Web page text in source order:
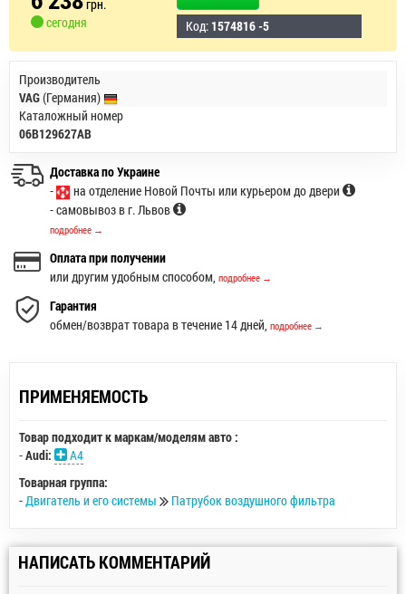
грн.
сегодня
Код: 1574816 -5
Производитель
VAG(Германия)
Каталожный номер
06B129627AB
Доставка по Украине
-
на отделение Новой Почты или курьером до двери
- самовывоз в г. Львов
подробнее →
Оплата при получении
или другим удобным способом, подробнее →
Гарантия
обмен/возврат товара в течение 14 дней, подробнее →
ПРИМЕНЯЕМОСТЬ
Товар подходит к маркам/моделям авто :
-Audi:
A4
Товарная группа:
-Двигатель и его системы Патрубок воздушного фильтра
НАПИСАТЬ КОММЕНТАРИЙ